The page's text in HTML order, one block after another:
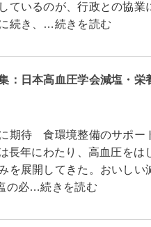
ているのが、行政との協業
続き、…続きを読む
：日本高血圧学会減塩・
期待 食環境整備のサポ
長年にわたり、高血圧を
を展開してきた。おいしい
の必…続きを読む